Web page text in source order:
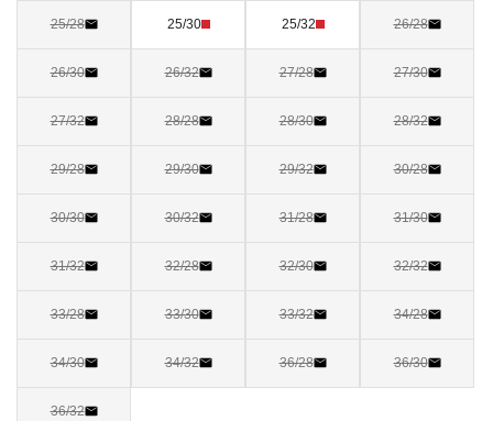
25/28 25/30 25/32 26/28
26/30 26/32 27/28 27/30
27/32 28/28 28/30 28/32
29/28 29/30 29/32 30/28
30/30 30/32 31/28 31/30
31/32 32/28 32/30 32/32
33/28 33/30 33/32 34/28
34/30 34/32 36/28 36/30
36/32